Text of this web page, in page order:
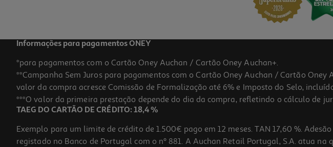
Informações para pagamentos ONEY
*para pagamentos com o Cartão Oney Auchan / Cartão Oney Auchan+.
**Campanha Sem Juros para pagamentos com o Cartão Oney Auchan / Cartão
valor da compra acresce Comissão de Formalização até 6% e Imposto do Selo,
***O valor da primeira prestação depende do dia da compra, refletindo o cálculo de
TAEG DO CARTÃO DE CRÉDITO: 18,4 %
Exemplo para um limite de crédito de 1.500€ pago em 12 meses. TAN 17,60 %.
registado no Banco de Portugal com o nº 881. A Auchan Retail Portugal, S.A. atua